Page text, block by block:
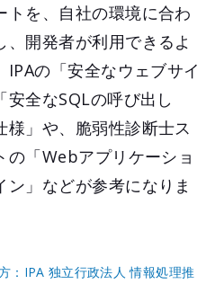
トを、自社の環境に合わ
開発者が利用できるよ
IPAの「安全なウェブサイ
安全なSQLの呼び出し
」や、脆弱性診断士ス
の「Webアプリケーショ
」などが参考になりま
：IPA 独立行政法人 情報処理推